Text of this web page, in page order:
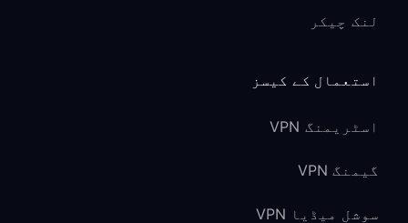
لنک چیکر
استعمال کے کیسز
اسٹریمنگ VPN
گیمنگ VPN
سوشل میڈیا VPN